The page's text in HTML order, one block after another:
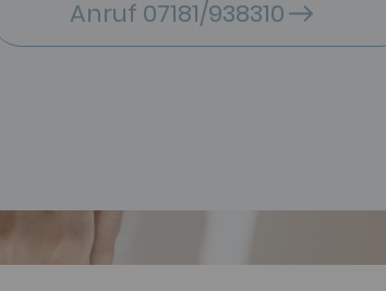
Anruf 07181/938310